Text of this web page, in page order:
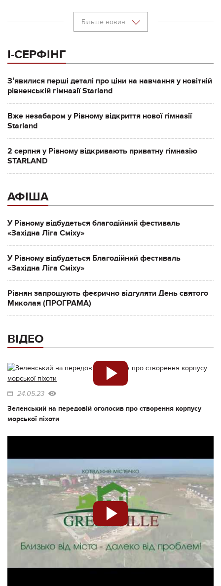
Більше новин
І-СЕРФІНГ
Зʼявилися перші деталі про ціни на навчання у новітній
рівненській гімназії Starland
Вже незабаром у Рівному відкриття нової гімназії
Starland
2 серпня у Рівному відкривають приватну гімназію
STARLAND
АФІША
У Рівному відбудеться благодійний фестиваль
«Західна Ліга Сміху»
У Рівному відбудеться Благодійний фестиваль
«Західна Ліга Сміху»
Рівнян запрошують феєрично відгуляти День святого
Миколая (ПРОГРАМА)
ВІДЕО
24.05.23
Зеленський на передовій оголосив про створення корпусу
морської піхоти